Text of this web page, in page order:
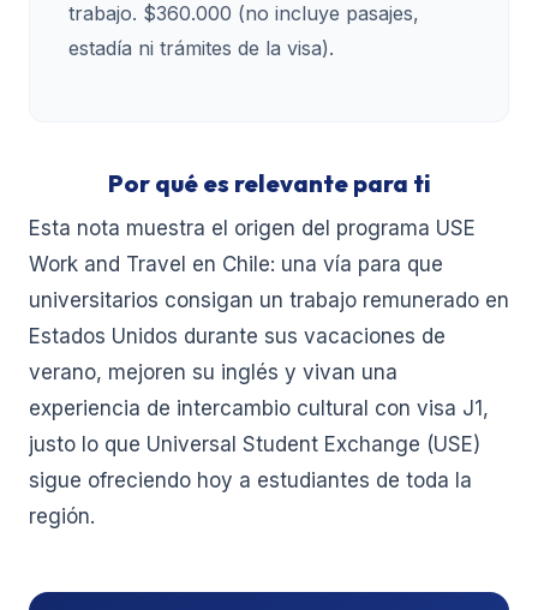
trabajo. $360.000 (no incluye pasajes,
estadía ni trámites de la visa).
Por qué es relevante para ti
Esta nota muestra el origen del programa USE
Work and Travel en Chile: una vía para que
universitarios consigan un trabajo remunerado en
Estados Unidos durante sus vacaciones de
verano, mejoren su inglés y vivan una
experiencia de intercambio cultural con visa J1,
justo lo que Universal Student Exchange (USE)
sigue ofreciendo hoy a estudiantes de toda la
región.